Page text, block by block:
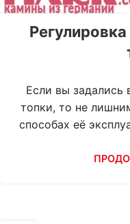
Если вы
топки, то не
способах её